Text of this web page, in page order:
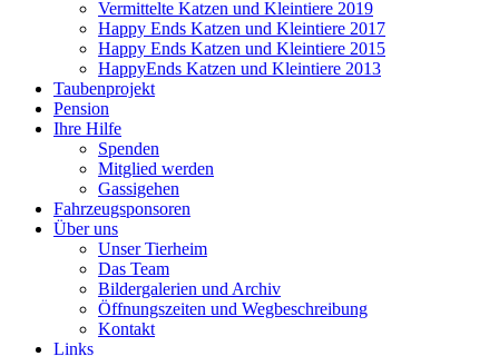
Vermittelte Katzen und Kleintiere 2019
Happy Ends Katzen und Kleintiere 2017
Happy Ends Katzen und Kleintiere 2015
HappyEnds Katzen und Kleintiere 2013
Taubenprojekt
Pension
Ihre Hilfe
Spenden
Mitglied werden
Gassigehen
Fahrzeugsponsoren
Über uns
Unser Tierheim
Das Team
Bildergalerien und Archiv
Öffnungszeiten und Wegbeschreibung
Kontakt
Links